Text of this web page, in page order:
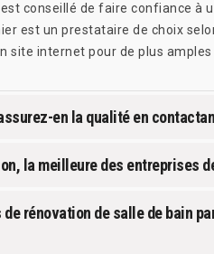
conseillé de faire confiance à
est un prestataire de choix
site internet pour de plus
en la qualité en
la meilleure des entreprises
rénovation de salle de bain